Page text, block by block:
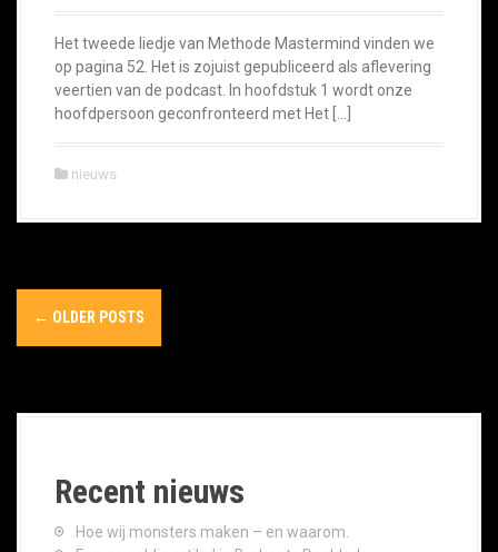
Het tweede liedje van Methode Mastermind vinden we
op pagina 52. Het is zojuist gepubliceerd als aflevering
veertien van de podcast. In hoofdstuk 1 wordt onze
hoofdpersoon geconfronteerd met Het […]
nieuws
P
o
← OLDER POSTS
Recent nieuws
Hoe wij monsters maken – en waarom.